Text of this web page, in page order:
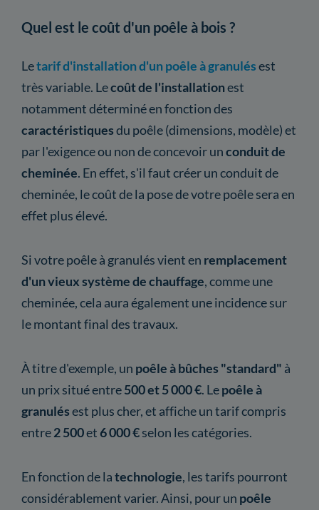
Quel est le coût d'un poêle à bois ?
Letarif d'installation d'un poêle à granulésest
très variable. Lecoût de l'installationest
notamment déterminé en fonction des
caractéristiquesdu poêle (dimensions, modèle) et
par l'exigence ou non de concevoir unconduit de
cheminée. En effet, s'il faut créer un conduit de
cheminée, le coût de la pose de votre poêle sera en
effet plus élevé.
Si votre poêle à granulés vient en remplacement
d'un vieux système de chauffage, comme une
cheminée, cela aura également une incidence sur
le montant final des travaux.
À titre d'exemple, un poêle à bûches "standard" à
un prix situé entre500 et 5 000 €. Lepoêle à
granulésest plus cher, et affiche un tarif compris
entre2 500et 6 000 €selon les catégories.
En fonction de latechnologie, les tarifs pourront
considérablement varier. Ainsi, pour un poêle